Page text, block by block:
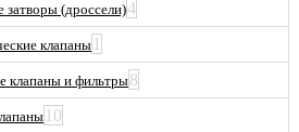
затворы (дроссели)4
клапаны 1
клапаны и фильтры8
10